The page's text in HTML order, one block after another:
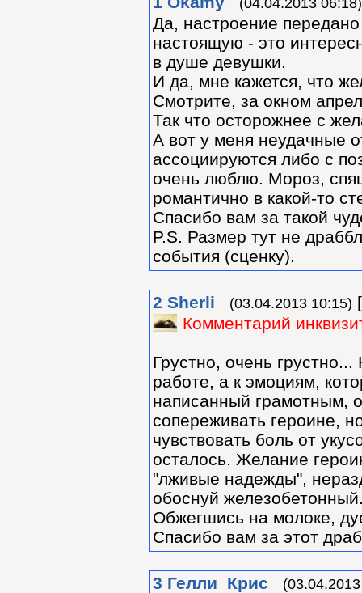
Да, настроение
настоящую - это
в душе девушки.
И да, мне кажется, что
Смотрите, за окном
Так что осторожнее с
А вот у меня неудачные
ассоциируются либо с
очень люблю. Мороз,
романтично в какой-то
Спасибо вам за такой
P.S. Размер тут не
события (сценку).
2 Sherli (03.04.2013 10:15) [
Комментарий
Грустно, очень
работе, а к эмоциям,
написанный грамотным,
сопереживать героине,
чувствовать боль от
осталось. Желание
"лживые надежды",
обоснуй
Обжегшись на молоке,
Спасибо вам за этот
3 Гелли_Крис